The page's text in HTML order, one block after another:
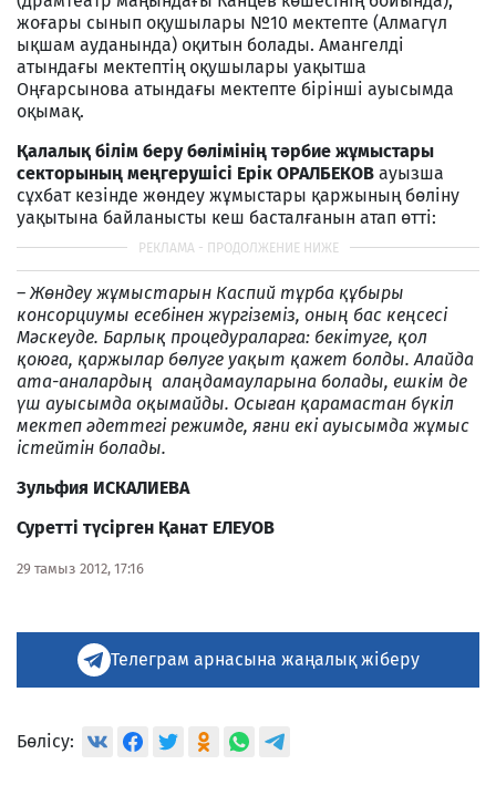
жоғары сынып оқушылары №10 мектепте (Алмагүл
ықшам ауданында) оқитын болады. Амангелді
атындағы мектептің оқушылары уақытша
Оңғарсынова атындағы мектепте бірінші ауысымда
оқымақ.
Қалалық білім беру бөлімінің тәрбие жұмыстары
секторының меңгерушісі Ерік ОРАЛБЕКОВ ауызша
сұхбат кезінде жөндеу жұмыстары қаржының бөліну
уақытына байланысты кеш басталғанын атап өтті:
– Жөндеу жұмыстарын Каспий тұрба құбыры
консорциумы есебінен жүргіземіз, оның бас кеңсесі
Мәскеуде. Барлық процедураларға: бекітуге, қол
қоюға, қаржылар бөлуге уақыт қажет болды. Алайда
ата-аналардың алаңдамауларына болады, ешкім де
үш ауысымда оқымайды. Осыған қарамастан бүкіл
мектеп әдеттегі режимде, яғни екі ауысымда жұмыс
істейтін болады.
Зульфия ИСКАЛИЕВА
Суретті түсірген Қанат ЕЛЕУОВ
29 тамыз 2012, 17:16
Телеграм арнасына жаңалық жіберу
Бөлісу: